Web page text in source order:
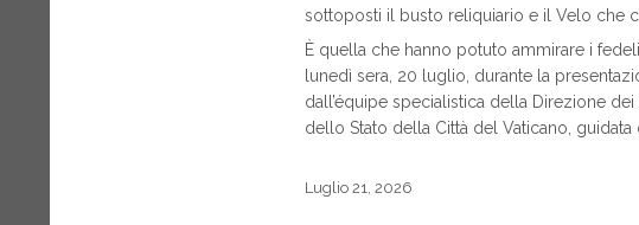
sottoposti il busto reliquiario e il Velo che
È quella che hanno potuto ammirare i
lunedì sera, 20 luglio, durante la
dall’équipe specialistica della Direzione
dello Stato della Città del Vaticano, guidata
Luglio 21, 2026